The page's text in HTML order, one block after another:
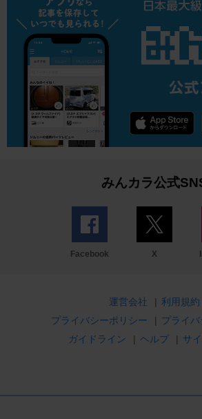
みんカラ公式
Facebook X
運営会社 | 利用規約
プライバシーポリシー
| プライ
ガイドライン
| ヘルプ | サ